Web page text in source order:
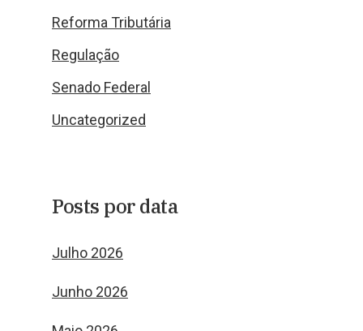
Reforma Tributária
Regulação
Senado Federal
Uncategorized
Posts por data
Julho 2026
Junho 2026